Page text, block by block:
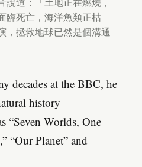
臨死亡，海洋魚類正枯
，拯救地球已然是個溝通
decades at the BBC, he
history
“Seven Worlds, One
“Our Planet” and